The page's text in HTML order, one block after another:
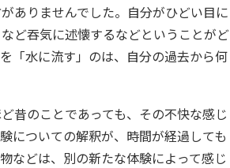
ありませんでした。自分がひどい目に
ど吞気に述懐するなどということがど
「水に流す」のは、自分の過去から何
昔のことであっても、その不快な感じ
についての解釈が、時間が経過しても
などは、別の新たな体験によって感じ